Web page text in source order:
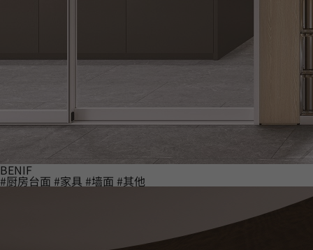
BENIF
#厨房台面 #家具 #墙面 #其他